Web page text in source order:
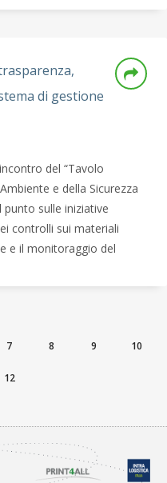
di gestione
del “Tavolo
e della Sicurezza
punto sulle iniziative
controlli sui materiali
e il monitoraggio del
7 8 9 10
12